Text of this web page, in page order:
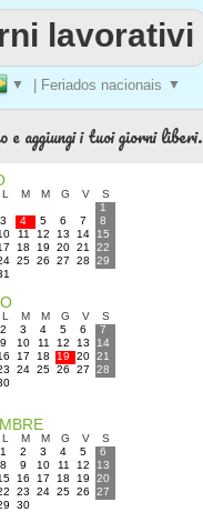
▼ | Feriados nacionais ▼
lavorativi
aggiungi i tuoi giorni liberi.
L M M G V
S
1
3 4 5 6 7
8
11 12 13 14
15
18 19 20 21
22
25 26 27 28
29
L M M G V
S
2 3 4 5 6
7
9 10 11 12 13
14
17 18 19 20 21
24 25 26 27
28
L M M G V
S
1 2 3 4 5
6
8 9 10 11 12
13
16 17 18 19
20
23 24 25 26
27
30